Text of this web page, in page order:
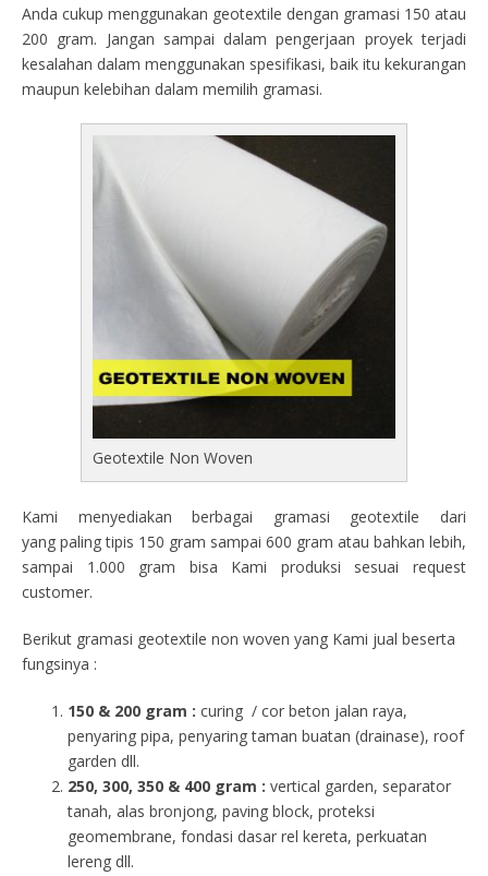
Anda cukup menggunakan geotextile dengan gramasi 150 atau
200 gram. Jangan sampai dalam pengerjaan proyek terjadi
kesalahan dalam menggunakan spesifikasi, baik itu kekurangan
maupun kelebihan dalam memilih gramasi.
Geotextile Non Woven
Kami menyediakan berbagai gramasi geotextile dari
yang paling tipis 150 gram sampai 600 gram atau bahkan lebih,
sampai 1.000 gram bisa Kami produksi sesuai request
customer.
Berikut gramasi geotextile non woven yang Kami jual beserta
fungsinya :
150 & 200 gram : curing / cor beton jalan raya,
penyaring pipa, penyaring taman buatan (drainase), roof
garden dll.
250, 300, 350 & 400 gram : vertical garden, separator
tanah, alas bronjong, paving block, proteksi
geomembrane, fondasi dasar rel kereta, perkuatan
lereng dll.